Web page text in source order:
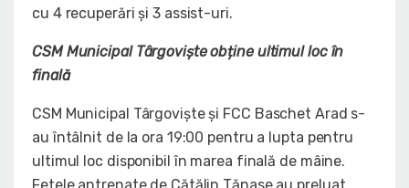
cu 4 recuperări și 3 assist-uri.
CSM Municipal Târgoviște obține ultimul loc în
finală
CSM Municipal Târgoviște și FCC Baschet Arad s-
au întâlnit de la ora 19:00 pentru a lupta pentru
ultimul loc disponibil în marea finală de mâine.